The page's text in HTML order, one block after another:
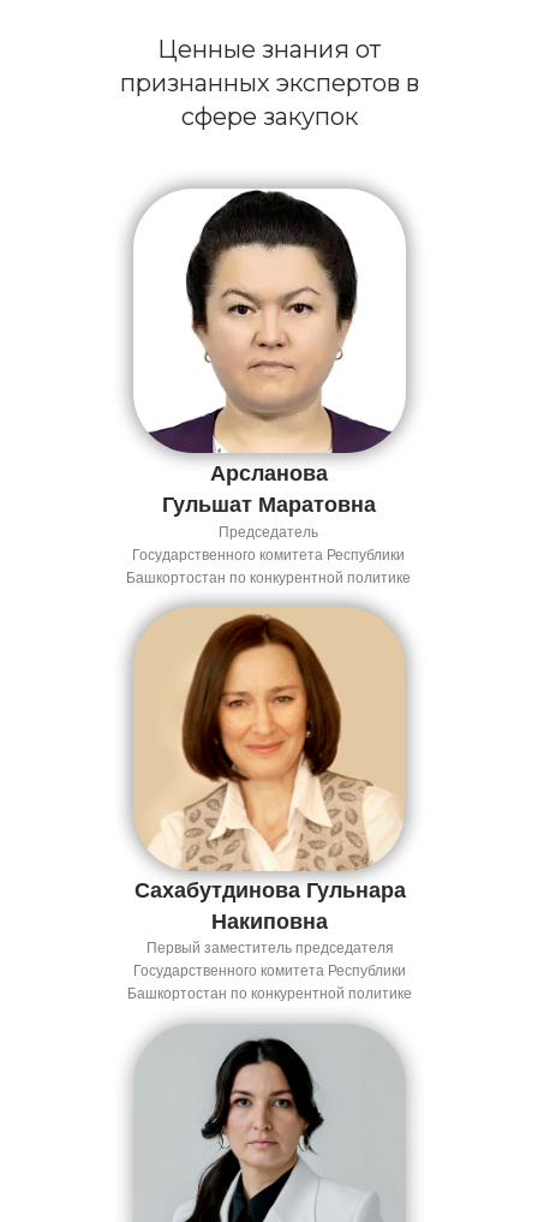
Ценные знания от
признанных экспертов в
сфере закупок
Председатель
Государственного комитета Республики
Башкортостан по конкурентной политике
Арсланова
Гульшат Маратовна
Сахабутдинова Гульнара
Накиповна
Первый заместитель председателя
Государственного комитета Республики
Башкортостан по конкурентной политике